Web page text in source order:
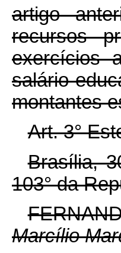
artigo
recursos
exercícios
salário-
montantes
Art. 3°
Brasília,
103° da
Marcílio